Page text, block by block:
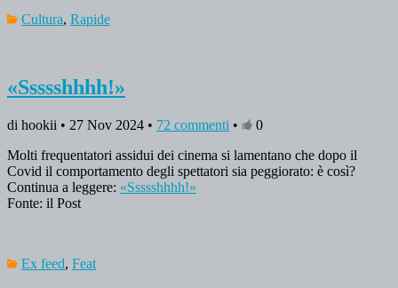
Cultura, Rapide
«Ssssshhhh!»
di hookii • 27 Nov 2024 • 72 commenti •
0
Molti frequentatori assidui dei cinema si lamentano che dopo il
Covid il comportamento degli spettatori sia peggiorato: è così?
Continua a leggere: «Ssssshhhh!»
Fonte: il Post
Ex feed, Feat